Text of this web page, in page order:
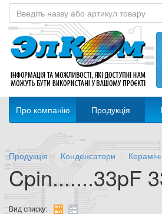
Про компанію Продукція
Продукція Конденсатори
Cpin.......33pF
Вид списку: